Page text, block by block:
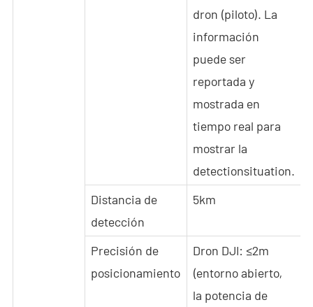
dron (piloto). La
información
puede ser
reportada y
mostrada en
tiempo real para
mostrar la
detectionsituation.
Distancia de
detección
5km
Precisión de
posicionamiento
Dron DJI: ≤2m
(entorno abierto,
la potencia de